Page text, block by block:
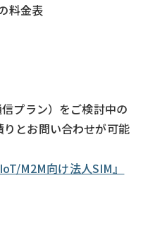
料金表
プラン）をご検討中の
とお問い合わせが可能
M2M向け法人SIM』